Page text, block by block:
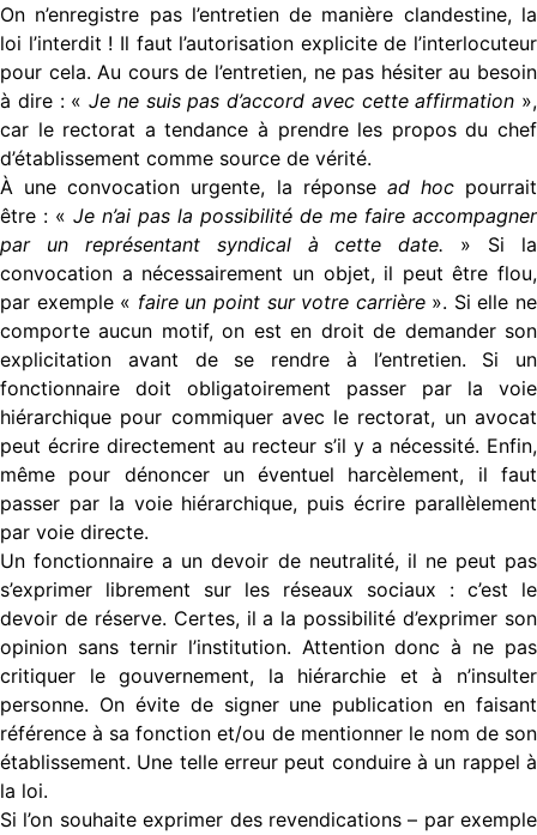
On n’enregistre pas l’entretien de manière clandestine, la
loi l’interdit ! Il faut l’autorisation explicite de l’interlocuteur
pour cela. Au cours de l’entretien, ne pas hésiter au besoin
à dire : « Je ne suis pas d’accord avec cette affirmation »,
car le rectorat a tendance à prendre les propos du chef
d’établissement comme source de vérité.
À une convocation urgente, la réponse ad hocpourrait
être : « Je n’ai pas la possibilité de me faire accompagner
par un représentant syndical à cette date. » Si la
convocation a nécessairement un objet, il peut être flou,
par exemple « faire un point sur votre carrière». Si elle ne
comporte aucun motif, on est en droit de demander son
explicitation avant de se rendre à l’entretien. Si un
fonctionnaire doit obligatoirement passer par la voie
hiérarchique pour commiquer avec le rectorat, un avocat
peut écrire directement au recteur s’il y a nécessité. Enfin,
même pour dénoncer un éventuel harcèlement, il faut
passer par la voie hiérarchique, puis écrire parallèlement
par voie directe.
Un fonctionnaire a un devoir de neutralité, il ne peut pas
s’exprimer librement sur les réseaux sociaux : c’est le
devoir de réserve. Certes, il a la possibilité d’exprimer son
opinion sans ternir l’institution. Attention donc à ne pas
critiquer le gouvernement, la hiérarchie et à n’insulter
personne. On évite de signer une publication en faisant
référence à sa fonction et/ou de mentionner le nom de son
établissement. Une telle erreur peut conduire à un rappel à
la loi.
Si l’on souhaite exprimer des revendications – par exemple